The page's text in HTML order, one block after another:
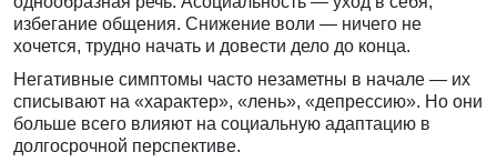
избегание общения. Снижение воли — ничего не
хочется, трудно начать и довести дело до конца.
Негативные симптомы часто незаметны в начале — их
списывают на «характер», «лень», «депрессию». Но они
больше всего влияют на социальную адаптацию в
долгосрочной перспективе.